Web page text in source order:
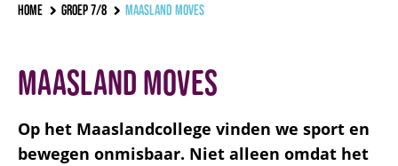
Home Groep 7/8 Maasland Moves
Maasland Moves
Op het Maaslandcollege vinden we sport en
bewegen onmisbaar. Niet alleen omdat het